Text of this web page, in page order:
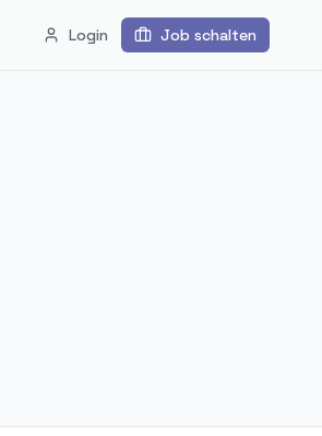
Login Job schalten